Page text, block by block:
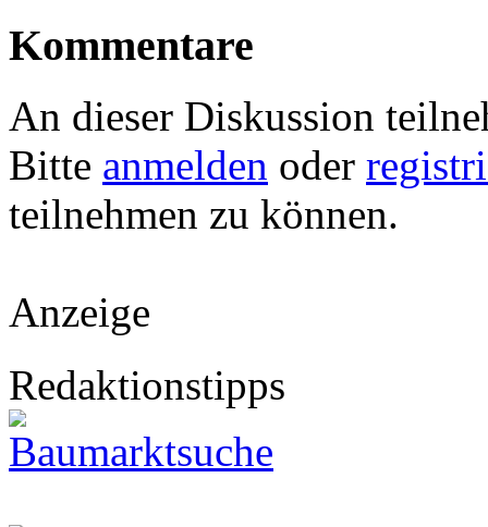
Kommentare
An dieser Diskussion
Bitte anmelden oder
teilnehmen zu können.
Anzeige
Redaktionstipps